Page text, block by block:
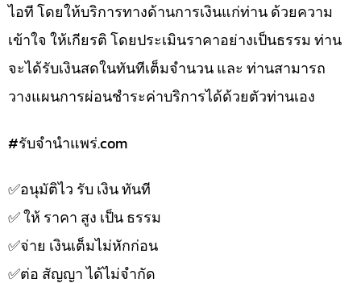
ไอที โดยให้บริการทางด้านการเงินแก่ท่าน ด้วยความ
เข้าใจ ให้เกียรติ โดยประเมินราคาอย่างเป็นธรรม ท่าน
จะได้รับเงินสดในทันทีเต็มจำนวน และ ท่านสามารถ
วางแผนการผ่อนชำระค่าบริการได้ด้วยตัวท่านเอง
#รับจํานําแพร่.com
✅️อนุมัติไว รับ เงิน ทันที
✅️ ให้ ราคา สูง เป็น ธรรม
✅️จ่าย เงินเต็มไม่หักก่อน
✅️ต่อ สัญญา ได้ไม่จำกัด